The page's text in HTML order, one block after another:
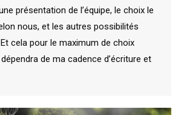
présentation de l’équipe, le choix le
nous, et les autres possibilités
cela pour le maximum de choix
de ma cadence d’écriture et